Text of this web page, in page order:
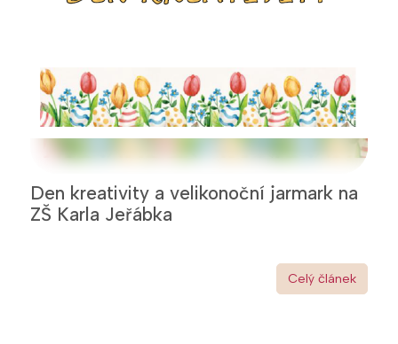
Den kreativity a velikonoční jarmark na
ZŠ Karla Jeřábka
Celý článek